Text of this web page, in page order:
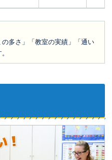
多さ」「教室の実績」「通い